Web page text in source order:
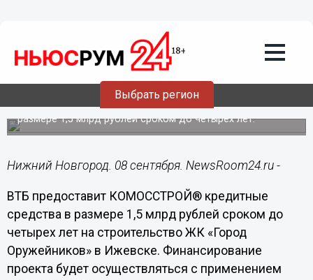
Выбрать регион
ВТБ финансирует строительство
нового жилого комплекса
КОМОССТРОЙ® в Ижевске
Банк предоставил компании кредитные средства в
размере 1,5 млрд рублей сроком до четырех лет.
Нижний Новгород. 08 сентября. NewsRoom24.ru -
ВТБ предоставит КОМОССТРОЙ® кредитные
средства в размере 1,5 млрд рублей сроком до
четырех лет на строительство ЖК «Город
Оружейников» в Ижевске. Финансирование
проекта будет осуществляться с применением